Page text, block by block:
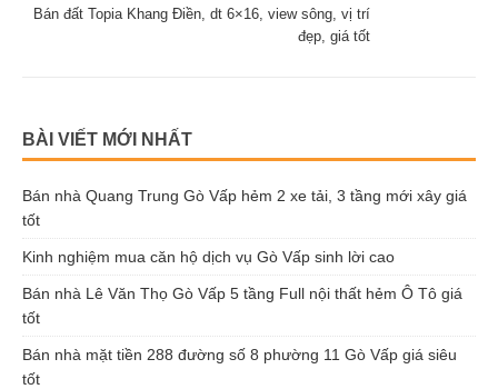
Bán đất Topia Khang Điền, dt 6×16, view sông, vị trí
đẹp, giá tốt
BÀI VIẾT MỚI NHẤT
Bán nhà Quang Trung Gò Vấp hẻm 2 xe tải, 3 tầng mới xây giá
tốt
Kinh nghiệm mua căn hộ dịch vụ Gò Vấp sinh lời cao
Bán nhà Lê Văn Thọ Gò Vấp 5 tầng Full nội thất hẻm Ô Tô giá
tốt
Bán nhà mặt tiền 288 đường số 8 phường 11 Gò Vấp giá siêu
tốt